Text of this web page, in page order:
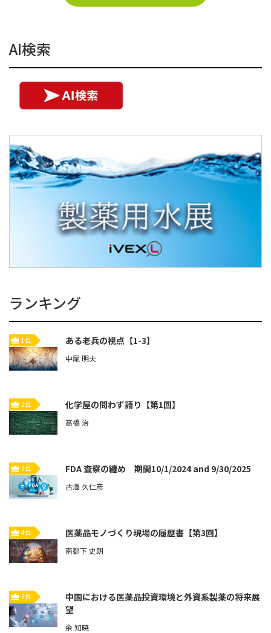
AI検索
ランキング
1位 ある老兵の視点【1-3】
中尾 明夫
2位 化学屋の問わず語り【第1回】
高橋 治
3位 FDA 査察の纏め 期間10/1/2024 and 9/30/2025
古澤 久仁彦
4位 医薬品モノづくり現場の履歴書【第3回】
南都下 史朗
5位
中国における医薬品投資環境と外資系製薬の将来展
望
余 知暁